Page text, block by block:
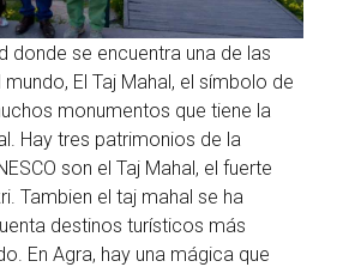
donde se encuentra una de las
El Taj Mahal, el símbolo de
monumentos que tiene la
Hay tres patrimonios de la
son el Taj Mahal, el fuerte
Tambien el taj mahal se ha
destinos turísticos más
En Agra, hay una mágica que